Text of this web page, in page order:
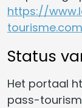
https://
Status
Het portaal
pass-